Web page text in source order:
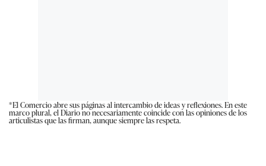
*El Comercio abre sus páginas al intercambio de ideas y reflexiones. En este
marco plural, el Diario no necesariamente coincide con las opiniones de los
articulistas que las firman, aunque siempre las respeta.